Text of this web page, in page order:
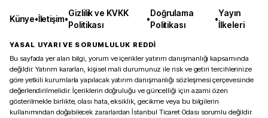
Künye•İletişim•
Gizlilik ve KVKK
Politikası
•
Doğrulama
Politikası
•
Yayın
İlkeleri
YASAL UYARI VE SORUMLULUK REDDİ
Bu sayfada yer alan bilgi, yorum ve içerikler yatırım danışmanlığı kapsamında
değildir. Yatırım kararları, kişisel mali durumunuz ile risk ve getiri tercihlerinize
göre yetkili kurumlarla yapılacak yatırım danışmanlığı sözleşmesi çerçevesinde
değerlendirilmelidir. İçeriklerin doğruluğu ve güncelliği için azami özen
gösterilmekle birlikte, olası hata, eksiklik, gecikme veya bu bilgilerin
kullanımından doğabilecek zararlardan İstanbul Ticaret Odası sorumlu değildir.